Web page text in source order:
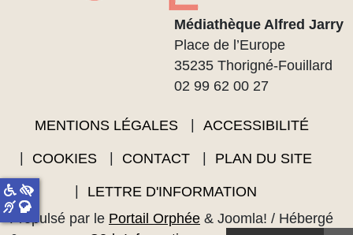
Médiathèque Alfred Jarry
Place de l’Europe
35235 Thorigné-Fouillard
02 99 62 00 27
MENTIONS LÉGALES ACCESSIBILITÉ
COOKIES CONTACT PLAN DU SITE
LETTRE D'INFORMATION
Propulsé par le Portail Orphée & Joomla! / Hébergé